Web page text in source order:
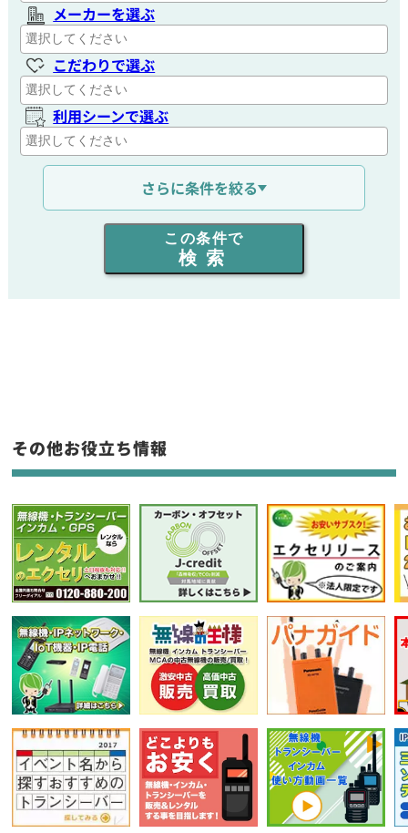
メーカーを選ぶ
こだわりで選ぶ
利用シーンで選ぶ
通信距離を選ぶ
出力を選ぶ
同時通話人数を選ぶ
フリーワード入力(製品名等)
選択条件をリセット
さらに条件を絞る
この条件で
検索
その他お役立ち情報